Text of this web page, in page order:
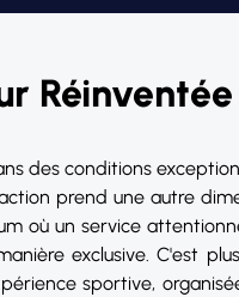
Réinventée
des conditions
prend une autre
où un service
exclusive. C'est
sportive,